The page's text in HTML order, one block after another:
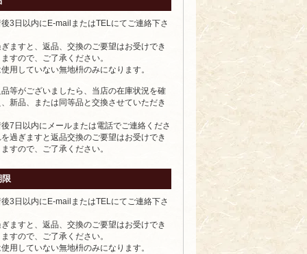
3日以内にE-mailまたはTELにてご連絡下さ
ますと、返品、交換のご要望はお受けでき
すので、ご了承ください。
用していない無地枡のみになります。
等がございましたら、当店の在庫状況を確
新品、または同等品と交換させていただき
7日以内にメールまたは電話でご連絡くださ
過ぎますと返品交換のご要望はお受けでき
すので、ご了承ください。
限
3日以内にE-mailまたはTELにてご連絡下さ
ますと、返品、交換のご要望はお受けでき
すので、ご了承ください。
用していない無地枡のみになります。